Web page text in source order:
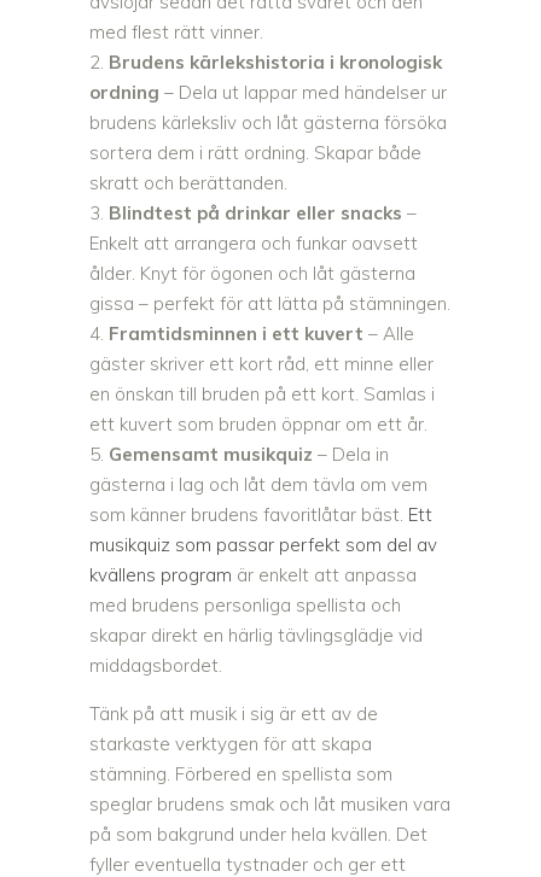
med flest rätt vinner.
Brudens kärlekshistoria i kronologisk
ordning – Dela ut lappar med händelser ur
brudens kärleksliv och låt gästerna försöka
sortera dem i rätt ordning. Skapar både
skratt och berättanden.
Blindtest på drinkar eller snacks –
Enkelt att arrangera och funkar oavsett
ålder. Knyt för ögonen och låt gästerna
gissa – perfekt för att lätta på stämningen.
Framtidsminnen i ett kuvert – Alle
gäster skriver ett kort råd, ett minne eller
en önskan till bruden på ett kort. Samlas i
ett kuvert som bruden öppnar om ett år.
Gemensamt musikquiz – Dela in
gästerna i lag och låt dem tävla om vem
som känner brudens favoritlåtar bäst. Ett
musikquiz som passar perfekt som del av
kvällens program är enkelt att anpassa
med brudens personliga spellista och
skapar direkt en härlig tävlingsglädje vid
middagsbordet.
Tänk på att musik i sig är ett av de
starkaste verktygen för att skapa
stämning. Förbered en spellista som
speglar brudens smak och låt musiken vara
på som bakgrund under hela kvällen. Det
fyller eventuella tystnader och ger ett